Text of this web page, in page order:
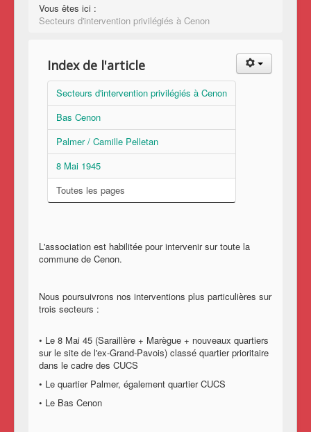
Vous êtes ici :
Secteurs d'intervention privilégiés à Cenon
Index de l'article
Secteurs d'intervention privilégiés à Cenon
Bas Cenon
Palmer / Camille Pelletan
8 Mai 1945
Toutes les pages
L'association est habilitée pour intervenir sur toute la
commune de Cenon.
Nous poursuivrons nos interventions plus particulières sur
trois secteurs :
• Le 8 Mai 45 (Saraillère + Marègue + nouveaux quartiers
sur le site de l'ex-Grand-Pavois) classé quartier prioritaire
dans le cadre des CUCS
• Le quartier Palmer, également quartier CUCS
• Le Bas Cenon